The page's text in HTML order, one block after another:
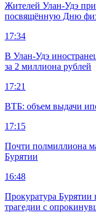
Жителей Улан-Удэ
посвящённую Дню
17:34
В Улан-Удэ
за 2 миллиона рублей
17:21
ВТБ: объем выдачи
17:15
Почти полмиллиона
Бурятии
16:48
Прокуратура Бурятии
трагедии с